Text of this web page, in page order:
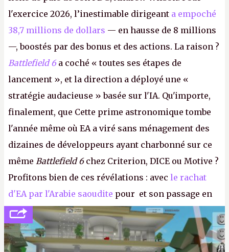
l'exercice 2026, l’inestimable dirigeant a empoché
38,7 millions de dollars — en hausse de 8 millions
—, boostés par des bonus et des actions. La raison ?
Battlefield 6 a coché « toutes ses étapes de
lancement », et la direction a déployé une «
stratégie audacieuse » basée sur l'IA. Qu'importe,
finalement, que Cette prime astronomique tombe
l'année même où EA a viré sans ménagement des
dizaines de développeurs ayant charbonné sur ce
même Battlefield 6chez Criterion, DICE ou Motive ?
Profitons bien de ces révélations : avec le rachat
d'EA par l'Arabie saoudite pour et son passage en
société privée, l'éditeur n'aura bientôt plus
l'obligation de publier ses bilans. Encore une
victoire pour la transparence.P.